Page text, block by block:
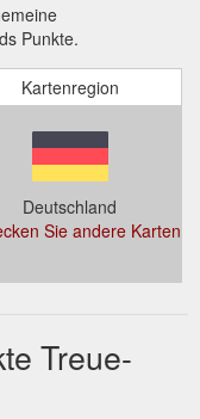
Punkte.
Kartenregion
Deutschland
Sie andere Karten
Treue-